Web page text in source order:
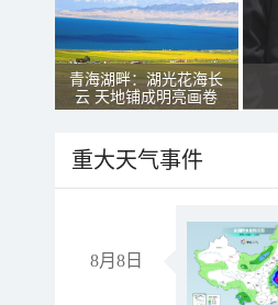
青海湖畔：湖光花海长
云 天地铺成明亮画卷
重大天气事件
8月8日